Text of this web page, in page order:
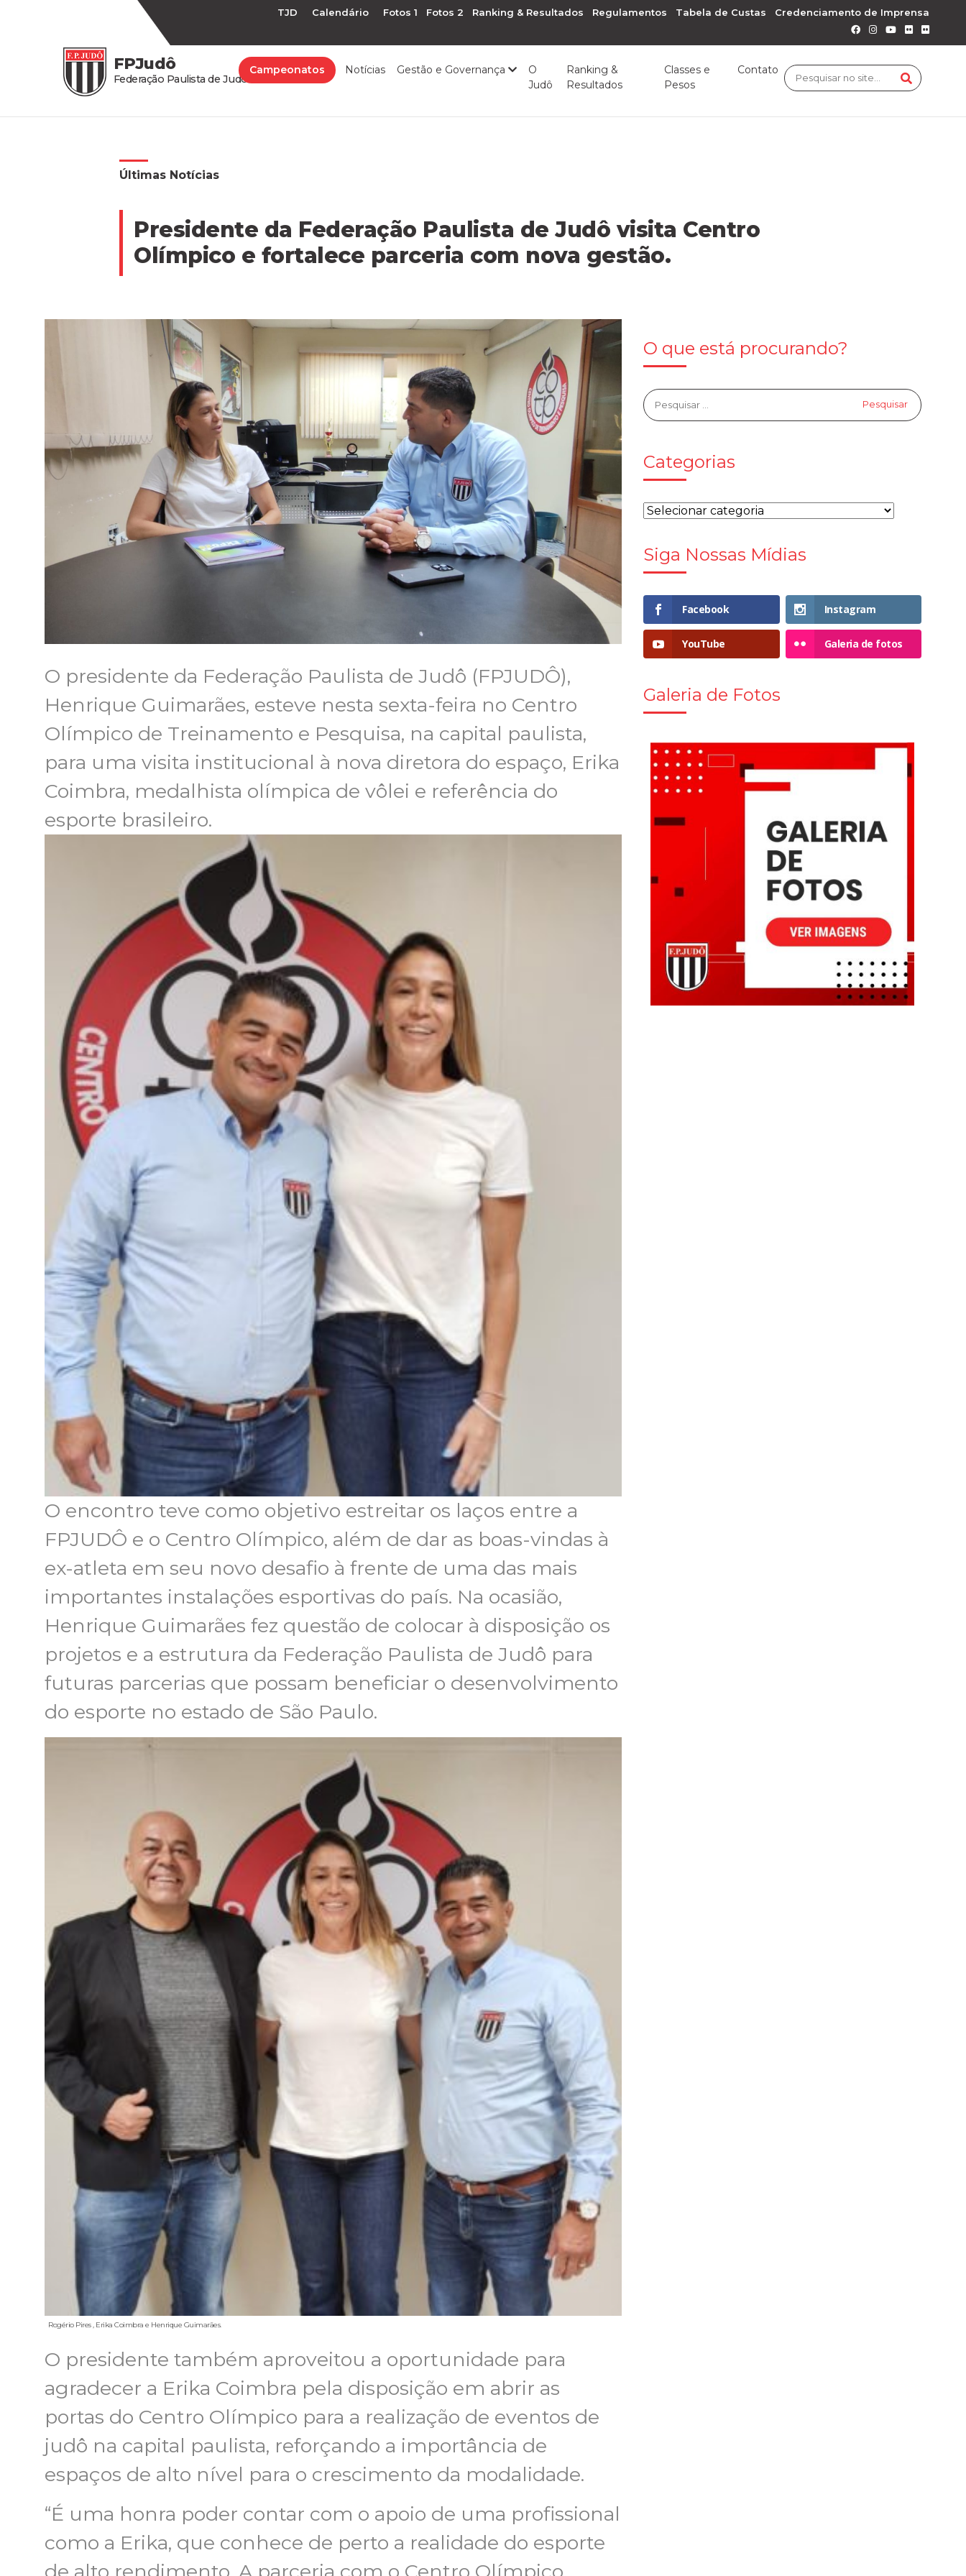
TJD Calendário Fotos 1 Fotos 2 Ranking & Resultados Regulamentos Tabela de Custas Credenciamento de Imprensa
FPJudô
Federação Paulista de Judô
Campeonatos Notícias Gestão e Governança
O
Judô
Ranking &
Resultados
Classes e
Pesos
Contato
Últimas Notícias
Presidente da Federação Paulista de Judô visita Centro
Olímpico e fortalece parceria com nova gestão.
O presidente da Federação Paulista de Judô (FPJUDÔ),
Henrique Guimarães, esteve nesta sexta-feira no Centro
Olímpico de Treinamento e Pesquisa, na capital paulista,
para uma visita institucional à nova diretora do espaço, Erika
Coimbra, medalhista olímpica de vôlei e referência do
esporte brasileiro.
O encontro teve como objetivo estreitar os laços entre a
FPJUDÔ e o Centro Olímpico, além de dar as boas-vindas à
ex-atleta em seu novo desafio à frente de uma das mais
importantes instalações esportivas do país. Na ocasião,
Henrique Guimarães fez questão de colocar à disposição os
projetos e a estrutura da Federação Paulista de Judô para
futuras parcerias que possam beneficiar o desenvolvimento
do esporte no estado de São Paulo.
Rogério Pires , Erika Coimbra e Henrique Guimarães.
O presidente também aproveitou a oportunidade para
agradecer a Erika Coimbra pela disposição em abrir as
portas do Centro Olímpico para a realização de eventos de
judô na capital paulista, reforçando a importância de
espaços de alto nível para o crescimento da modalidade.
“É uma honra poder contar com o apoio de uma profissional
como a Erika, que conhece de perto a realidade do esporte
O que está procurando?
Categorias
Siga Nossas Mídias
Facebook Instagram
YouTube Galeria de fotos
Galeria de Fotos